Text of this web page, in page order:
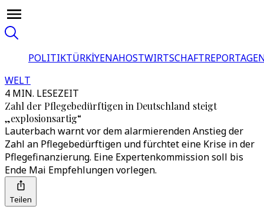
POLITIKTÜRKİYENAHOSTWIRTSCHAFT
WELT
4 MIN. LESEZEIT
Zahl der Pflegebedürftigen in Deutschland steigt
„explosionsartig“
Lauterbach warnt vor dem alarmierenden Anstieg der
Zahl an Pflegebedürftigen und fürchtet eine Krise in der
Pflegefinanzierung. Eine Expertenkommission soll bis
Ende Mai Empfehlungen vorlegen.
Teilen